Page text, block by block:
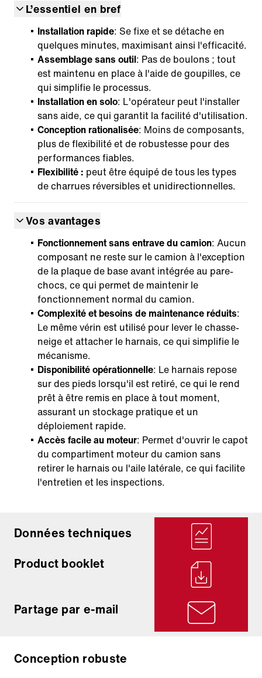
L’essentiel en bref
Installation rapide: Se fixe et se détache en
quelques minutes, maximisant ainsi l'efficacité.
Assemblage sans outil: Pas de boulons ; tout
est maintenu en place à l'aide de goupilles, ce
qui simplifie le processus.
Installation en solo: L'opérateur peut l'installer
sans aide, ce qui garantit la facilité d'utilisation.
Conception rationalisée: Moins de composants,
plus de flexibilité et de robustesse pour des
performances fiables.
Flexibilité : peut être équipé de tous les types
de charrues réversibles et unidirectionnelles.
Vos avantages
Fonctionnement sans entrave du camion: Aucun
composant ne reste sur le camion à l'exception
de la plaque de base avant intégrée au pare-
chocs, ce qui permet de maintenir le
fonctionnement normal du camion.
Complexité et besoins de maintenance réduits:
Le même vérin est utilisé pour lever le chasse-
neige et attacher le harnais, ce qui simplifie le
mécanisme.
Disponibilité opérationnelle: Le harnais repose
sur des pieds lorsqu'il est retiré, ce qui le rend
prêt à être remis en place à tout moment,
assurant un stockage pratique et un
déploiement rapide.
Accès facile au moteur: Permet d'ouvrir le capot
du compartiment moteur du camion sans
retirer le harnais ou l'aile latérale, ce qui facilite
l'entretien et les inspections.
Données techniques
Product booklet
Partage par e-mail
Conception robuste